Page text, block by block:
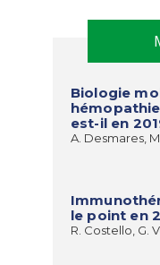
Biologie
est-il en
A. Desmares,
le point en
R. Costello, G.